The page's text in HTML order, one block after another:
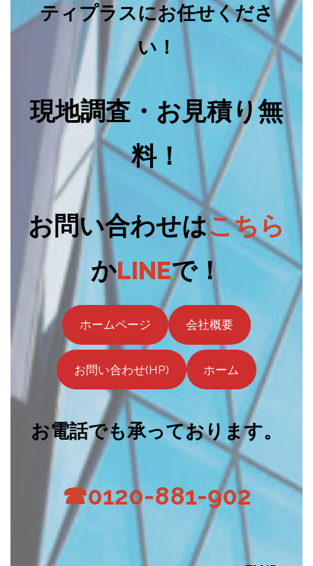
ティプラスにお任せくださ
い！
現地調査・お見積り無
料！
お問い合わせはこちら
かLINEで！
ホームページ 会社概要
お問い合わせ(HP) ホーム
お電話でも承っております。
☎0120-881-902